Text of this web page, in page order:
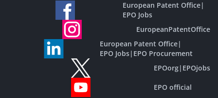
European Patent Office|
EPO Jobs
EuropeanPatentOffice
European Patent Office|
EPO Jobs| EPO Procurement
EPOorg| EPOjobs
EPO official